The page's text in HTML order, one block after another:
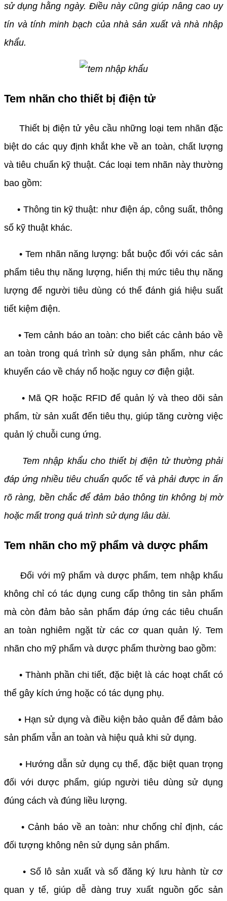
sử dụng hằng ngày. Điều này cũng giúp nâng cao uy
tín và tính minh bạch của nhà sản xuất và nhà nhập
khẩu.
Tem nhãn cho thiết bị điện tử
Thiết bị điện tử yêu cầu những loại tem nhãn đặc
biệt do các quy định khắt khe về an toàn, chất lượng
và tiêu chuẩn kỹ thuật. Các loại tem nhãn này thường
bao gồm:
• Thông tin kỹ thuật: như điện áp, công suất, thông
số kỹ thuật khác.
• Tem nhãn năng lượng: bắt buộc đối với các sản
phẩm tiêu thụ năng lượng, hiển thị mức tiêu thụ năng
lượng để người tiêu dùng có thể đánh giá hiệu suất
tiết kiệm điện.
• Tem cảnh báo an toàn: cho biết các cảnh báo về
an toàn trong quá trình sử dụng sản phẩm, như các
khuyến cáo về cháy nổ hoặc nguy cơ điện giật.
• Mã QR hoặc RFID để quản lý và theo dõi sản
phẩm, từ sản xuất đến tiêu thụ, giúp tăng cường việc
quản lý chuỗi cung ứng.
Tem nhập khẩu cho thiết bị điện tử thường phải
đáp ứng nhiều tiêu chuẩn quốc tế và phải được in ấn
rõ ràng, bền chắc để đảm bảo thông tin không bị mờ
hoặc mất trong quá trình sử dụng lâu dài.
Tem nhãn cho mỹ phẩm và dược phẩm
Đối với mỹ phẩm và dược phẩm, tem nhập khẩu
không chỉ có tác dụng cung cấp thông tin sản phẩm
mà còn đảm bảo sản phẩm đáp ứng các tiêu chuẩn
an toàn nghiêm ngặt từ các cơ quan quản lý. Tem
nhãn cho mỹ phẩm và dược phẩm thường bao gồm:
• Thành phần chi tiết, đặc biệt là các hoạt chất có
thể gây kích ứng hoặc có tác dụng phụ.
• Hạn sử dụng và điều kiện bảo quản để đảm bảo
sản phẩm vẫn an toàn và hiệu quả khi sử dụng.
• Hướng dẫn sử dụng cụ thể, đặc biệt quan trọng
đối với dược phẩm, giúp người tiêu dùng sử dụng
đúng cách và đúng liều lượng.
• Cảnh báo về an toàn: như chống chỉ định, các
đối tượng không nên sử dụng sản phẩm.
• Số lô sản xuất và số đăng ký lưu hành từ cơ
quan y tế, giúp dễ dàng truy xuất nguồn gốc sản